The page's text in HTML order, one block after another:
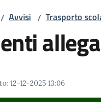
/ Avvisi / Trasporto
: 12-12-2025 13:06